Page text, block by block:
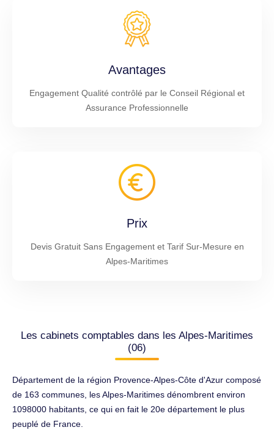
Avantages
Engagement Qualité contrôlé par le Conseil Régional et
Assurance Professionnelle
Prix
Devis Gratuit Sans Engagement et Tarif Sur-Mesure en
Alpes-Maritimes
Les cabinets comptables dans les Alpes-Maritimes
(06)
Département de la région Provence-Alpes-Côte d'Azur composé
de 163 communes, les Alpes-Maritimes dénombrent environ
1098000 habitants, ce qui en fait le 20e département le plus
peuplé de France.